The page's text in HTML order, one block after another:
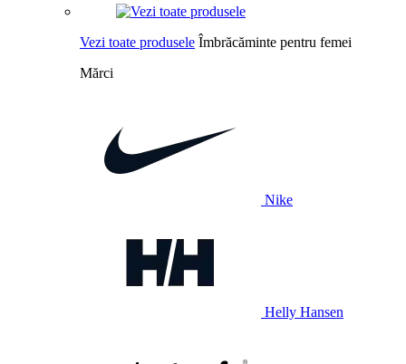
Vezi toate produsele Îmbrăcăminte pentru femei
Mărci
Nike
Helly Hansen